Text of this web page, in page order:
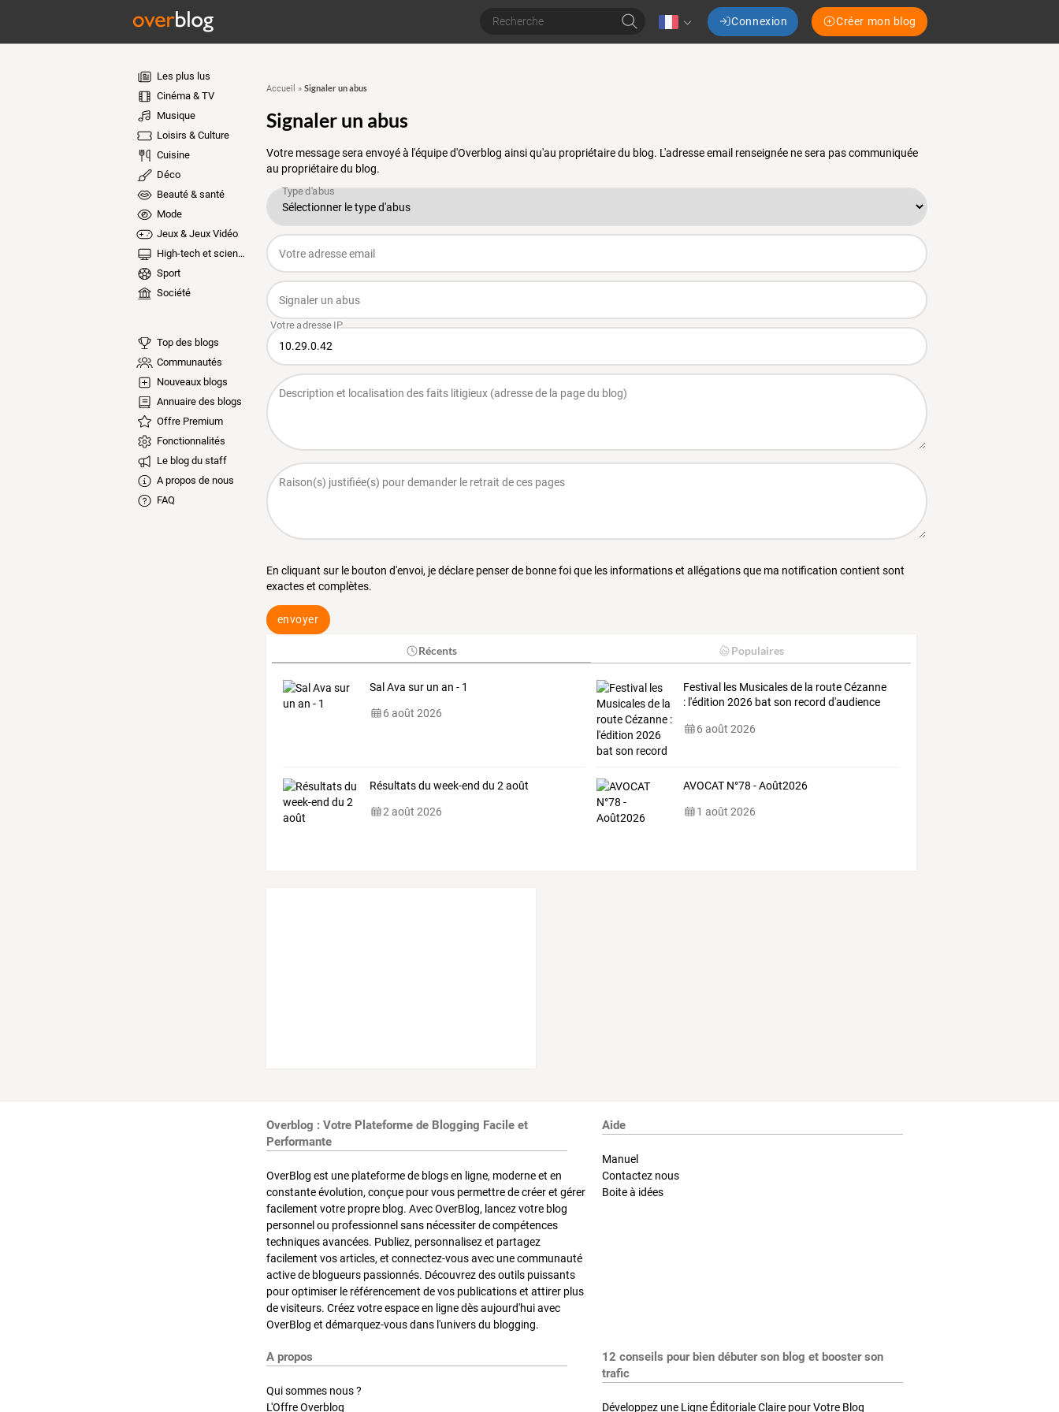
Connexion Créer mon blog
Les plus lus
Cinéma & TV
Musique
Loisirs & Culture
Cuisine
Déco
Beauté & santé
Mode
Jeux & Jeux Vidéo
High-tech et sciences
Sport
Société
Top des blogs
Communautés
Nouveaux blogs
Annuaire des blogs
Offre Premium
Fonctionnalités
Le blog du staff
A propos de nous
FAQ
Accueil » Signaler un abus
Signaler un abus
Votre message sera envoyé à l'équipe d'Overblog ainsi qu'au propriétaire du blog. L'adresse email renseignée ne sera pas communiquée
au propriétaire du blog.
En cliquant sur le bouton d'envoi, je déclare penser de bonne foi que les informations et allégations que ma notification contient sont
exactes et complètes.
envoyer
Récents Populaires
Sal Ava sur un an - 1
6 août 2026
Festival les Musicalesde la routeCézanne
: l'édition 2026 bat son record d'audience
6 août 2026
Résultats du week-end du 2 août
2 août 2026
AVOCAT N°78 - Août2026
1 août 2026
Overblog : Votre Plateforme de Blogging Facile et
Performante
OverBlog est une plateforme de blogs en ligne, moderne et en
constante évolution, conçue pour vous permettre de créer et gérer
facilement votre propre blog. Avec OverBlog, lancez votre blog
personnel ou professionnel sans nécessiter de compétences
techniques avancées. Publiez, personnalisez et partagez
facilement vos articles, et connectez-vous avec une communauté
active de blogueurs passionnés. Découvrez des outils puissants
pour optimiser le référencement de vos publications et attirer plus
de visiteurs. Créez votre espace en ligne dès aujourd'hui avec
OverBlog et démarquez-vous dans l'univers du blogging.
Aide
Manuel
Contactez nous
Boite à idées
A propos
Qui sommes nous ?
L'Offre Overblog
12 conseils pour bien débuter son blog et booster son
trafic
Développez une Ligne Éditoriale Claire pour Votre Blog